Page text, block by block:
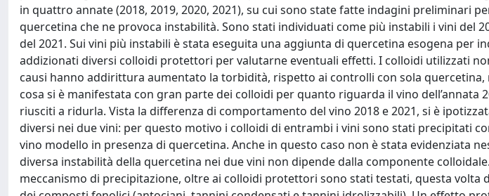
in quattro annate (2018, 2019, 2020, 2021), su cui sono state fatte indagini preliminari
quercetina che ne provoca instabilità. Sono stati individuati come più instabili i vini del
del 2021. Sui vini più instabili è stata eseguita una aggiunta di quercetina esogena per
addizionati diversi colloidi protettori per valutarne eventuali effetti. I colloidi utilizzati
causi hanno addirittura aumentato la torbidità, rispetto ai controlli con sola quercetina,
cosa si è manifestata con gran parte dei colloidi per quanto riguarda il vino dell’annata
riusciti a ridurla. Vista la differenza di comportamento del vino 2018 e 2021, si è
diversi nei due vini: per questo motivo i colloidi di entrambi i vini sono stati precipitati
vino modello in presenza di quercetina. Anche in questo caso non è stata evidenziata
diversa instabilità della quercetina nei due vini non dipende dalla componente
meccanismo di precipitazione, oltre ai colloidi protettori sono stati testati, questa volta